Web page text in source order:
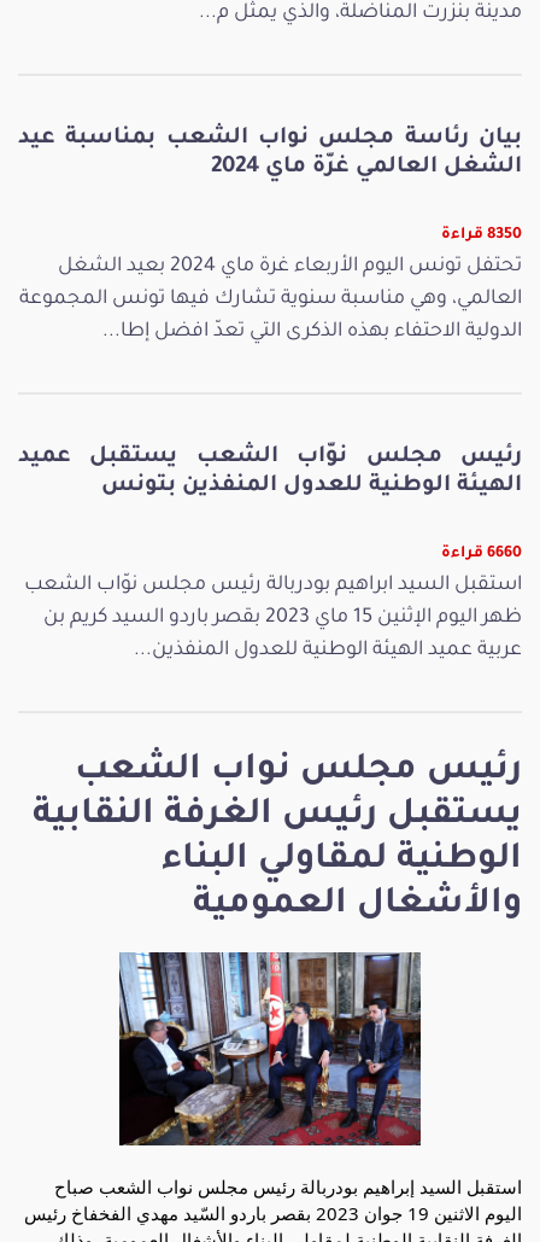
رئيس مجلس نواب الشعب
يستقبل رئيس الغرفة النقابية
الوطنية لمقاولي البناء
والأشغال العمومية
استقبل السيد إبراهيم بودربالة رئيس مجلس نواب الشعب صباح
اليوم الاثنين 19 جوان 2023 بقصر باردو السّيد مهدي الفخفاخ رئيس
مدينة بنزرت المناضلة، والذي يمثل م...
بيان رئاسة مجلس نواب الشعب بمناسبة عيد
الشغل العالمي غرّة ماي 2024
8350 قراءة
تحتفل تونس اليوم الأربعاء غرة ماي 2024 بعيد الشغل
العالمي، وهي مناسبة سنوية تشارك فيها تونس المجموعة
الدولية الاحتفاء بهذه الذكرى التي تعدّ افضل إطا...
رئيس مجلس نوّاب الشعب يستقبل عميد
الهيئة الوطنية للعدول المنفذين بتونس
6660 قراءة
استقبل السيد ابراهيم بودربالة رئيس مجلس نوّاب الشعب
ظهر اليوم الإثنين 15 ماي 2023 بقصر باردو السيد كريم بن
عربية عميد الهيئة الوطنية للعدول المنفذين...